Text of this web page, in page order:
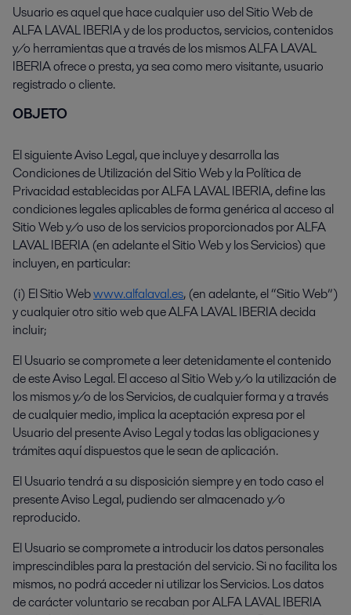
Usuarioes aquel que hace cualquier uso del Sitio Web de
ALFA LAVAL IBERIA y de los productos, servicios, contenidos
y/o herramientas que a través de los mismos ALFA LAVAL
IBERIA ofrece o presta, ya sea como mero visitante, usuario
registrado o cliente.
OBJETO
El siguiente Aviso Legal, que incluye y desarrolla las
Condiciones de Utilización del Sitio Web y la Política de
Privacidad establecidas por ALFA LAVAL IBERIA, define las
condiciones legales aplicables de forma genérica al acceso al
Sitio Web y/o uso de los servicios proporcionados por ALFA
LAVAL IBERIA (en adelante el Sitio Web y los Servicios) que
incluyen, en particular:
(i) El Sitio Webwww.alfalaval.es, (en adelante, el “Sitio Web”)
y cualquier otro sitio web que ALFA LAVAL IBERIA decida
incluir;
El Usuario se compromete a leer detenidamente el contenido
de este Aviso Legal. El acceso al Sitio Web y/o la utilización de
los mismos y/o de los Servicios, de cualquier forma y a través
de cualquier medio, implica la aceptación expresa por el
Usuario del presente Aviso Legal y todas las obligaciones y
trámites aquí dispuestos que le sean de aplicación.
El Usuario tendrá a su disposición siempre y en todo caso el
presente Aviso Legal, pudiendo ser almacenado y/o
reproducido.
El Usuario se compromete a introducir los datos personales
imprescindibles para la prestación del servicio. Si no facilita los
mismos, no podrá acceder ni utilizar los Servicios. Los datos
de carácter voluntario se recaban por ALFA LAVAL IBERIA